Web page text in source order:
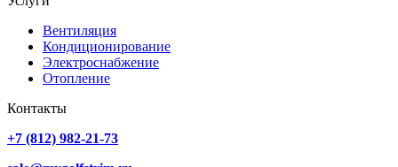
Вентиляция
Кондиционирование
Электроснабжение
Отопление
Контакты
+7 (812) 982-21-73